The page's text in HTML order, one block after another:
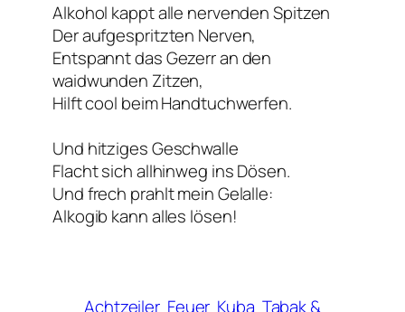
Alkohol kappt alle nervenden Spitzen
Der aufgespritzten Nerven,
Entspannt das Gezerr an den
waidwunden Zitzen,
Hilft cool beim Handtuchwerfen.
Und hitziges Geschwalle
Flacht sich allhinweg ins Dösen.
Und frech prahlt mein Gelalle:
Alkogib kann alles lösen!
Achtzeiler Feuer Kuba Tabak &